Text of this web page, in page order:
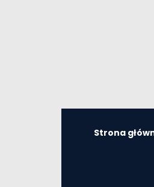
Strona